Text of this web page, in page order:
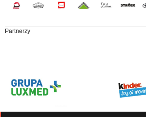
Partnerzy